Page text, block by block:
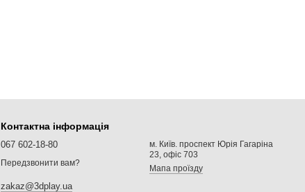
Контактна інформація
067 602-18-80
Передзвонити вам?
zakaz@3dplay.ua
м. Київ. проспект Юрія Гагаріна
23, офіс 703
Мапа проїзду